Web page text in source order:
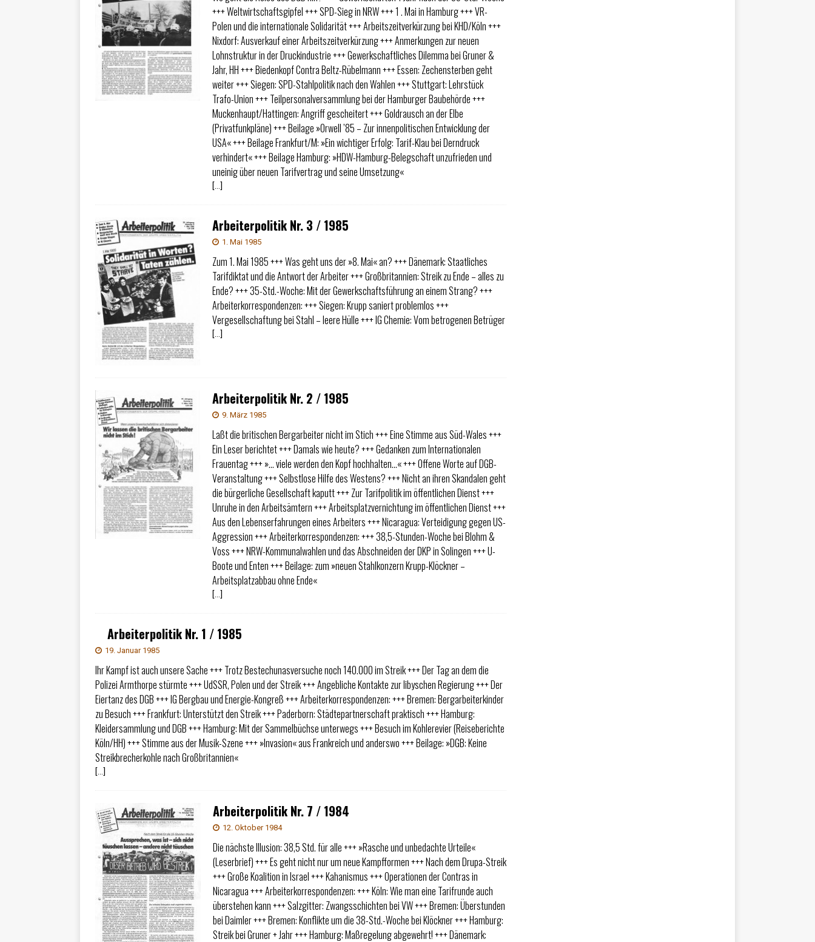
+++ Weltwirtschaftsgipfel +++ SPD-Sieg in NRW +++ 1 . Mai in Hamburg +++ VR-
Polen und die internationale Solidarität +++ Arbeitszeitverkürzung bei KHD/Köln +++
Nixdorf: Ausverkauf einer Arbeitszeitverkürzung +++ Anmerkungen zur neuen
Lohnstruktur in der Druckindustrie +++ Gewerkschaftliches Dilemma bei Gruner &
Jahr, HH +++ Biedenkopf Contra Beltz-Rübelmann +++ Essen: Zechensterben geht
weiter +++ Siegen: SPD-Stahlpolitik nach den Wahlen +++ Stuttgart: Lehrstück
Trafo-Union +++ Teilpersonalversammlung bei der Hamburger Baubehörde +++
Muckenhaupt/Hattingen: Angriff gescheitert +++ Goldrausch an der Elbe
(Privatfunkpläne) +++ Beilage »Orwell ’85 – Zur innenpolitischen Entwicklung der
USA« +++ Beilage Frankfurt/M: »Ein wichtiger Erfolg: Tarif-Klau bei Derndruck
verhindert« +++ Beilage Hamburg: »HDW-Hamburg-Belegschaft unzufrieden und
uneinig über neuen Tarifvertrag und seine Umsetzung«
[…]
Arbeiterpolitik Nr. 3 / 1985
1. Mai 1985
Zum 1. Mai 1985 +++ Was geht uns der »8. Mai« an? +++ Dänemark: Staatliches
Tarifdiktat und die Antwort der Arbeiter +++ Großbritannien: Streik zu Ende – alles zu
Ende? +++ 35-Std.-Woche: Mit der Gewerkschaftsführung an einem Strang? +++
Arbeiterkorrespondenzen: +++ Siegen: Krupp saniert problemlos +++
Vergesellschaftung bei Stahl – leere Hülle +++ IG Chemie: Vom betrogenen Betrüger
[…]
Arbeiterpolitik Nr. 2 / 1985
9. März 1985
Laßt die britischen Bergarbeiter nicht im Stich +++ Eine Stimme aus Süd-Wales +++
Ein Leser berichtet +++ Damals wie heute? +++ Gedanken zum Internationalen
Frauentag +++ »… viele werden den Kopf hochhalten…« +++ Offene Worte auf DGB-
Veranstaltung +++ Selbstlose Hilfe des Westens? +++ Nicht an ihren Skandalen geht
die bürgerliche Gesellschaft kaputt +++ Zur Tarifpolitik im öffentlichen Dienst +++
Unruhe in den Arbeitsämtern +++ Arbeitsplatzvernichtung im öffentlichen Dienst +++
Aus den Lebenserfahrungen eines Arbeiters +++ Nicaragua: Verteidigung gegen US-
Aggression +++ Arbeiterkorrespondenzen: +++ 38,5-Stunden-Woche bei Blohm &
Voss +++ NRW-Kommunalwahlen und das Abschneiden der DKP in Solingen +++ U-
Boote und Enten +++ Beilage: zum »neuen Stahlkonzern Krupp-Klöckner –
Arbeitsplatzabbau ohne Ende«
[…]
Arbeiterpolitik Nr. 1 / 1985
19. Januar 1985
Ihr Kampf ist auch unsere Sache +++ Trotz Bestechunasversuche noch 140.000 im Streik +++ Der Tag an dem die
Polizei Armthorpe stürmte +++ UdSSR, Polen und der Streik +++ Angebliche Kontakte zur libyschen Regierung +++ Der
Eiertanz des DGB +++ IG Bergbau und Energie-Kongreß +++ Arbeiterkorrespondenzen: +++ Bremen: Bergarbeiterkinder
zu Besuch +++ Frankfurt: Unterstützt den Streik +++ Paderborn: Städtepartnerschaft praktisch +++ Hamburg:
Kleidersammlung und DGB +++ Hamburg: Mit der Sammelbüchse unterwegs +++ Besuch im Kohlerevier (Reiseberichte
Köln/HH) +++ Stimme aus der Musik-Szene +++ »Invasion« aus Frankreich und anderswo +++ Beilage: »DGB: Keine
Streikbrecherkohle nach Großbritannien«
[…]
Arbeiterpolitik Nr. 7 / 1984
12. Oktober 1984
Die nächste Illusion: 38,5 Std. für alle +++ »Rasche und unbedachte Urteile«
(Leserbrief) +++ Es geht nicht nur um neue Kampfformen +++ Nach dem Drupa-Streik
+++ Große Koalition in Israel +++ Kahanismus +++ Operationen der Contras in
Nicaragua +++ Arbeiterkorrespondenzen: +++ Köln: Wie man eine Tarifrunde auch
überstehen kann +++ Salzgitter: Zwangsschichten bei VW +++ Bremen: Überstunden
bei Daimler +++ Bremen: Konflikte um die 38-Std.-Woche bei Klöckner +++ Hamburg:
Streik bei Gruner + Jahr +++ Hamburg: Maßregelung abgewehrt! +++ Dänemark: